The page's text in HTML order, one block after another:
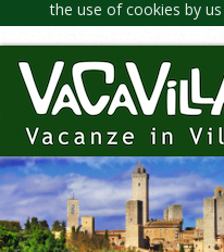
the use of cookies by us